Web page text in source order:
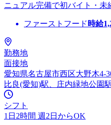
ニュアル完備で初バイト・未
ファーストフード 時給
勤務地
面接地
愛知県名古屋市西区大野木4-
比良(愛知)駅、庄内緑地公園
シフト
1日2時間 週2日からOK